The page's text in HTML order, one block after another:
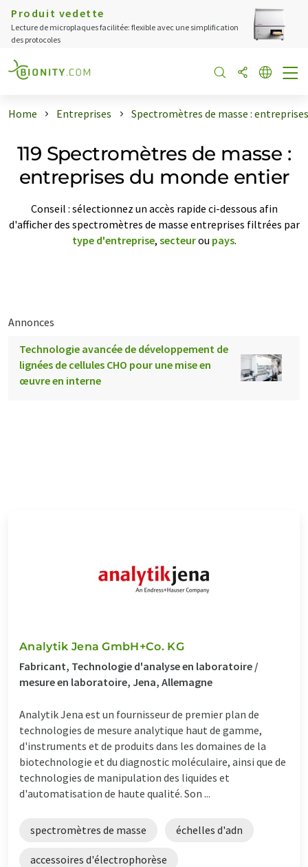
Produit vedette
Lecture de microplaques facilitée: flexible avec une simplification
des protocoles
Home Entreprises Spectromètres de masse :
119 Spectromètres de masse :
entreprises du monde entier
Conseil : sélectionnez un accès rapide ci-dessous afin
d'afficher des spectromètres de masse entreprises filtrées par
type d'entreprise, secteurou pays.
Annonces
Technologie avancée de développement de
lignées de cellules CHO pour une mise en
œuvre en interne
Analytik Jena GmbH+Co. KG
Fabricant, Technologie d'analyse en laboratoire /
mesure en laboratoire, Jena, Allemagne
Analytik Jena est un fournisseur de premier plan de
technologies de mesure analytique haut de gamme,
d'instruments et de produits dans les domaines de la
biotechnologie et du diagnostic moléculaire, ainsi que de
technologies de manipulation des liquides et
d'automatisation de haute qualité. Son ...
spectromètres de masse échelles d'adn
accessoires d'électrophorèse